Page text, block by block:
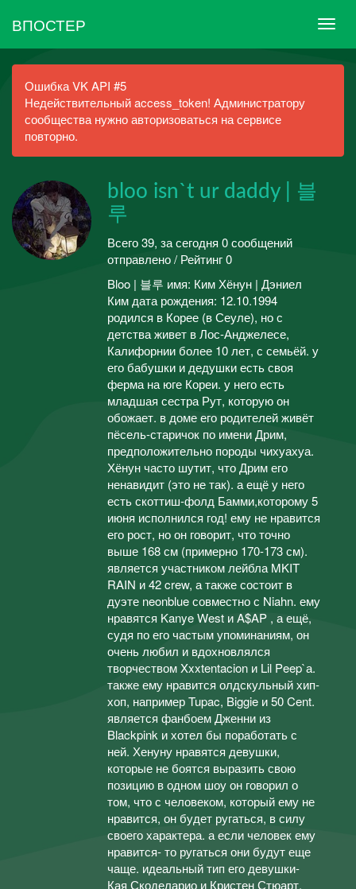
ВПОСТЕР
Ошибка VK API #5
Недействительный access_token! Администратору
сообщества нужно авторизоваться на сервисе
повторно.
bloo isn`t ur daddy | 블
루
Всего 39, за сегодня 0 сообщений
отправлено / Рейтинг 0
Bloo | 블루 имя: Ким Хёнун | Дэниел
Ким дата рождения: 12.10.1994
родился в Корее (в Сеуле), но с
детства живет в Лос-Анджелесе,
Калифорнии более 10 лет, с семьёй. у
его бабушки и дедушки есть своя
ферма на юге Кореи. у него есть
младшая сестра Рут, которую он
обожает. в доме его родителей живёт
пёсель-старичок по имени Дрим,
предположительно породы чихуахуа.
Хёнун часто шутит, что Дрим его
ненавидит (это не так). а ещё у него
есть скоттиш-фолд Бамми,которому 5
июня исполнился год! ему не нравится
его рост, но он говорит, что точно
выше 168 см (примерно 170-173 см).
является участником лейбла MKIT
RAIN и 42 crew, а также состоит в
дуэте neonblue совместно с Niahn. ему
нравятся Kanye West и A$AP , а ещё,
судя по его частым упоминаниям, он
очень любил и вдохновлялся
творчеством Xxxtentacion и Lil Peep`а.
также ему нравится олдскульный хип-
хоп, например Tupac, Biggie и 50 Cent.
является фанбоем Дженни из
Blackpink и хотел бы поработать с
ней. Хенуну нравятся девушки,
которые не боятся выразить свою
позицию в одном шоу он говорил о
том, что с человеком, который ему не
нравится, он будет ругаться, в силу
своего характера. а если человек ему
нравится- то ругаться они будут еще
чаще. идеальный тип его девушки-
Кая Скоделарио и Кристен Стюарт.